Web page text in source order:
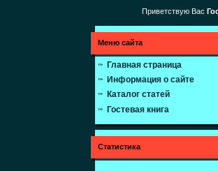
Приветствую Вас
Меню сайта
Главная страница
Информация о сайте
Каталог статей
Гостевая книга
Статистика